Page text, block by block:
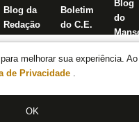
melhorar sua experiência.
de Privacidade .
OK
Blog da
Redação
Boletim
do C.E.
Blog
do